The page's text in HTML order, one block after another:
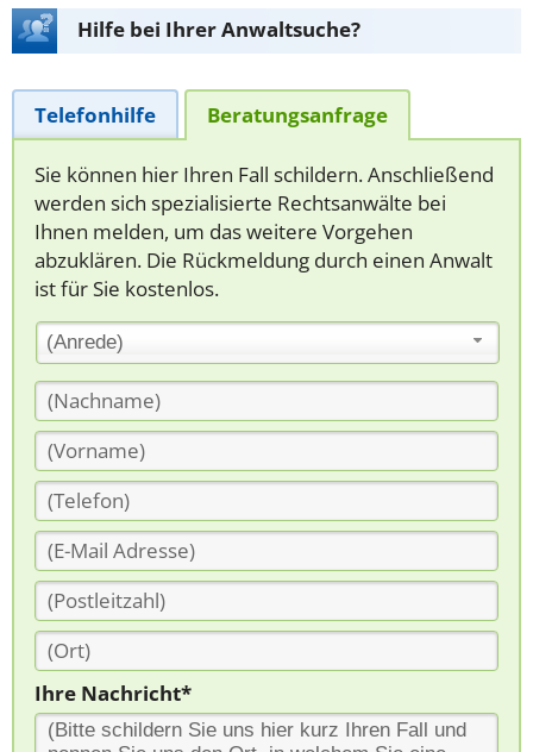
Hilfe bei Ihrer Anwaltsuche?
Telefonhilfe Beratungsanfrage
Sie können hier Ihren Fall schildern. Anschließend
werden sich spezialisierte Rechtsanwälte bei
Ihnen melden, um das weitere Vorgehen
abzuklären. Die Rückmeldung durch einen Anwalt
ist für Sie kostenlos.
(Anrede)
Ihre Nachricht*